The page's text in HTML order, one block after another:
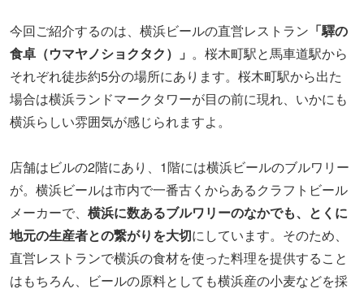
今回ご紹介するのは、横浜ビールの直営レストラン 「驛の
食卓（ウマヤノショクタク）」 。桜木町駅と馬車道駅から
それぞれ徒歩約5分の場所にあります。桜木町駅から出た
場合は横浜ランドマークタワーが目の前に現れ、いかにも
横浜らしい雰囲気が感じられますよ。
店舗はビルの2階にあり、1階には横浜ビールのブルワリー
が。横浜ビールは市内で一番古くからあるクラフトビール
メーカーで、 横浜に数あるブルワリーのなかでも、とくに
地元の生産者との繋がりを大切にしています。そのため、
直営レストランで横浜の食材を使った料理を提供すること
はもちろん、ビールの原料としても横浜産の小麦などを採